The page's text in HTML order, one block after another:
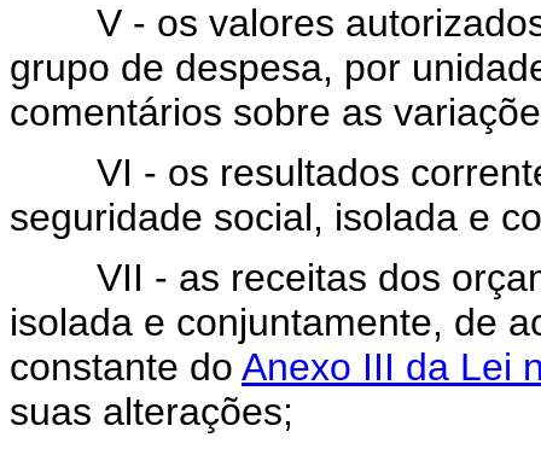
V - os valores autorizados
grupo de despesa, por
comentários sobre as
VI - os resultados
seguridade social, isolada e
VII - as receitas dos
isolada e conjuntamente, de
constante do Anexo III da Lei
suas alterações;